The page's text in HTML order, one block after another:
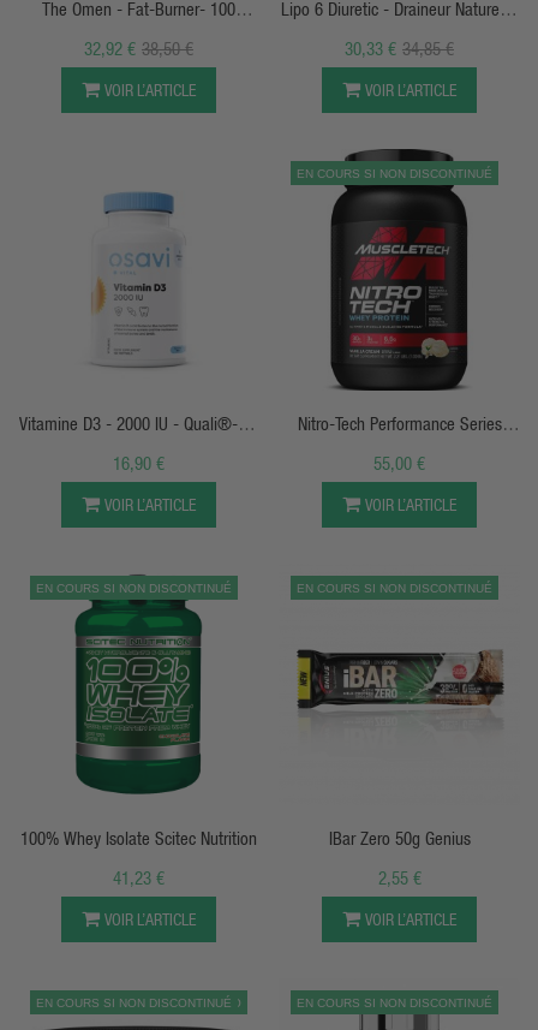
The Omen - Fat-Burner- 100
Capsules - JNX
38,50 €
32,92 €
VOIR L’ARTICLE
Lipo 6 Diuretic - Draineur Naturel &
Définition Maximal - 80 Caps -
Nutrex
34,85 €
30,33 €
VOIR L’ARTICLE
APERÇU RAPIDE
Vitamine D3 - 2000 IU - Quali®-D -
Osavi Nutrition
16,90 €
VOIR L’ARTICLE
EN COURS SI NON DISCONTINUÉ
Nitro-Tech Performance Series
Muscletech
55,00 €
VOIR L’ARTICLE
EN COURS SI NON DISCONTINUÉ
APERÇU RAPIDE
100% Whey Isolate Scitec Nutrition
41,23 €
VOIR L’ARTICLE
EN COURS SI NON DISCONTINUÉ
IBar Zero 50g Genius
2,55 €
VOIR L’ARTICLE
PROMO
EN COURS SI NON DISCONTINUÉ EN COURS SI NON DISCONTINUÉ